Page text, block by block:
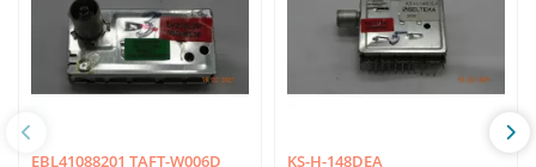
EBL41088201 TAFT-W006D KS-H-148DEA